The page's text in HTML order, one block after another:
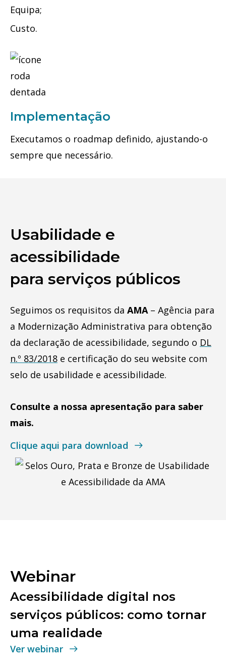
Equipa;
Custo.
Implementação
Executamos o roadmap definido, ajustando-o
sempre que necessário.
Usabilidade e
acessibilidade
para serviços públicos
Seguimos os requisitos da AMA– Agência para
a Modernização Administrativa para obtenção
da declaração de acessibilidade, segundo o DL
n.º 83/2018 e certificação do seu website com
selo de usabilidade e acessibilidade.
Consulte a nossa apresentação para saber
mais.
Clique aqui para download
Webinar
Acessibilidade digital nos
serviços públicos: como tornar
uma realidade
Ver webinar